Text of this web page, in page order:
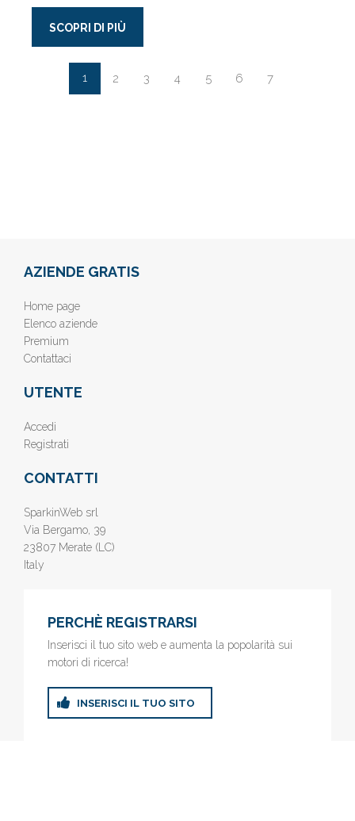
SCOPRI DI PIÙ
1 2 3 4 5 6 7
AZIENDE GRATIS
Home page
Elenco aziende
Premium
Contattaci
UTENTE
Accedi
Registrati
CONTATTI
SparkinWeb srl
Via Bergamo, 39
23807 Merate (LC)
Italy
PERCHÈ REGISTRARSI
Inserisci il tuo sito web e aumenta la popolarità sui
motori di ricerca!
INSERISCI IL TUO SITO